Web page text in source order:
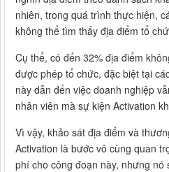
nhiên, trong quá trình thực hiện,
không thể tìm thấy địa điểm tổ
Cụ thể, có đến 32% địa điểm
được phép tổ chức, đặc biệt tại
này dẫn đến việc doanh nghiệp
nhân viên mà sự kiện Activation
Vì vậy, khảo sát địa điểm và
Activation là bước vô cùng quan
phí cho công đoạn này, nhưng nó